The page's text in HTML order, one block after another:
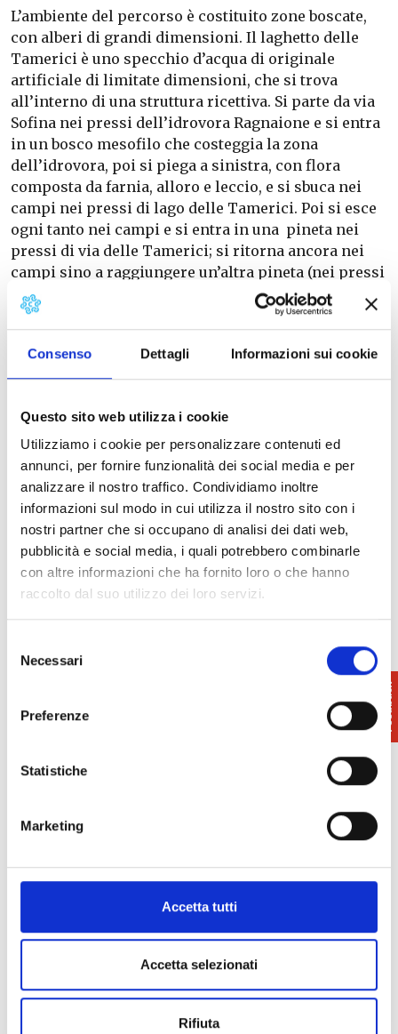
Consenso Dettagli Informazioni sui cookie
Questo sito web utilizza i cookie
Utilizziamo i cookie per personalizzare contenuti ed
annunci, per fornire funzionalità dei social media e per
analizzare il nostro traffico. Condividiamo inoltre
informazioni sul modo in cui utilizza il nostro sito con i
nostri partner che si occupano di analisi dei dati web,
pubblicità e social media, i quali potrebbero combinarle
con altre informazioni che ha fornito loro o che hanno
raccolto dal suo utilizzo dei loro servizi.
delNecessari
Preferenze
Statistiche
Marketing
Accetta tutti
Accetta selezionati
Rifiuta
L’ambiente del percorso è costituito zone boscate,
con alberi di grandi dimensioni. Il laghetto delle
Tamerici è uno specchio d’acqua di originale
artificiale di limitate dimensioni, che si trova
all’interno di una struttura ricettiva. Si parte da via
Sofina nei pressi dell’idrovora Ragnaione e si entra
in un bosco mesofilo che costeggia la zona
dell’idrovora, poi si piega a sinistra, con flora
composta da farnia, alloro e leccio, e si sbuca nei
campi nei pressi di lago delle Tamerici. Poi si esce
ogni tanto nei campi e si entra in una pineta nei
pressi di via delle Tamerici; si ritorna ancora nei
campi sino a raggiungere un’altra pineta (nei pressi
della Lavoria di Coltano) per poi immettersi in un
bosco più umido ad allagamento stagionale. Infine
si giunge al ponte Biscottino.
Sentiero di Poggio al Toro
Partenza:Villa di Coltano
Arrivo:Fasce boscate nella parte sud di Coltano
Tempo di percorrenza:1 ora circa
Lunghezza:2 Km circa
L’ambiente del percorso è costituito zone boscate e
campi agricoli, con prevalenza di alloro spontaneo.
qualche sughera. Si passa poi a una zona aperta
con siepe di biancospino, laurotino, prugnolo,
nuovo all’aperto lungo campi coltivati; si rientra nel
bosco con molto alloro e a fine sentiero si scende in
confluendo nel
050/530101 oppure 050/533755
sito web
PROPOSTE/OFFERTE: